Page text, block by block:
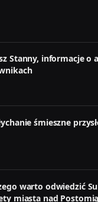
Stanny, informacje o
śmieszne
warto odwiedzić
miasta nad Postomią